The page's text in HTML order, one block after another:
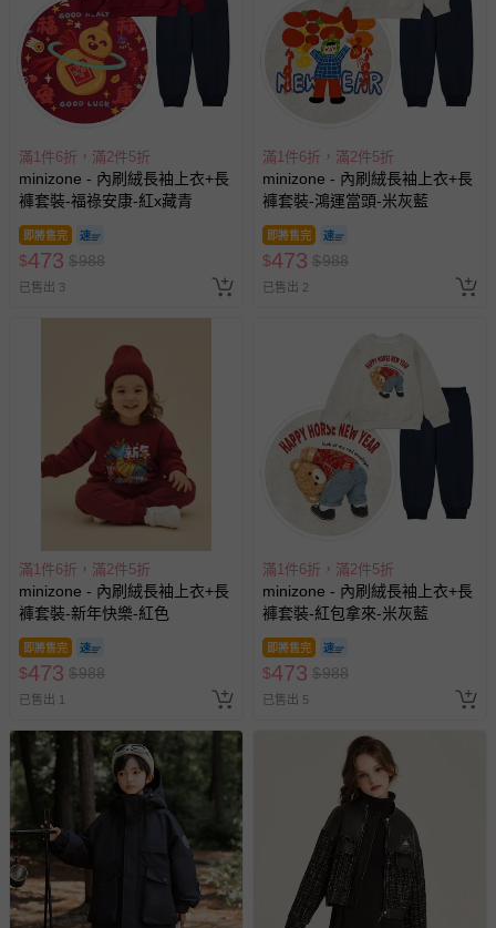
滿1件6折，滿2件5折
minizone - 內刷絨長袖上衣+長
褲套裝-福祿安康-紅x藏青
即將售完
$473 $988
已售出 3
滿1件6折，滿2件5折
minizone - 內刷絨長袖上衣+長
褲套裝-鴻運當頭-米灰藍
即將售完
$473 $988
已售出 2
滿1件6折，滿2件5折
minizone - 內刷絨長袖上衣+長
褲套裝-新年快樂-紅色
即將售完
$473 $988
已售出 1
滿1件6折，滿2件5折
minizone - 內刷絨長袖上衣+長
褲套裝-紅包拿來-米灰藍
即將售完
$473 $988
已售出 5